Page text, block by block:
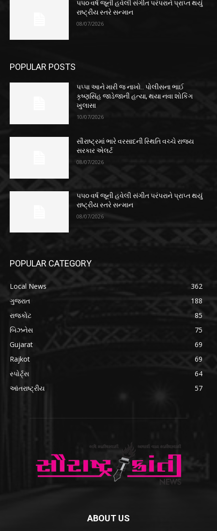
૫૫૦ વર્ષ જૂની હવેલી સંગીત પરંપરાને પ્રાપ્ત થયું
રાષ્ટ્રીય સ્તરે સન્માન
08/07/2026
POPULAR POSTS
પપ્પા આને મારી જ નાખો.. પોલીસના ભાઈ
કૃષ્ણસિંહ જાડેજાની હત્યા, થયા નવા શોકિંગ
ખુલાસા
10/07/2026
સૌરાષ્ટ્રમાં ભારે વરસાદની સ્થિતિ વચ્ચે રાજ્ય
સરકાર એલર્ટ
08/07/2026
૫૫૦ વર્ષ જૂની હવેલી સંગીત પરંપરાને પ્રાપ્ત થયું
રાષ્ટ્રીય સ્તરે સન્માન
08/07/2026
POPULAR CATEGORY
Local News
362
ગુજરાત
188
રાજકોટ
85
બિઝનેસ
75
Gujarat
69
Rajkot
69
સ્પોર્ટ્સ
64
આંતરાષ્ટ્રીય
57
ABOUT US